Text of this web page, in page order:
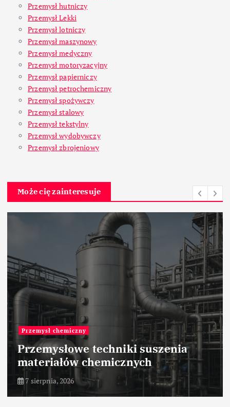
Przemysł hutniczy
Przemysł Lekki
Przemysł lotniczy
Przemysł maszynowy
Przemysł medyczny
Przemysł motoryzacyjny
Przemysł papierniczy
Przemysł petrochemiczny
Przemysł spożywczy
Przemysł stalowy
Przemysł tekstylny
Przemysł wydobywczy
Przemysł zbrojeniowy
Może cię zainteresuje
Przemysł chemiczny
Przemysłowe techniki suszenia
materiałów chemicznych
7 sierpnia, 2026